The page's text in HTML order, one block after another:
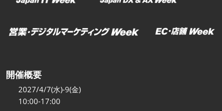
開催概要
2027/4/7(水)-9(金)
10:00-17:00